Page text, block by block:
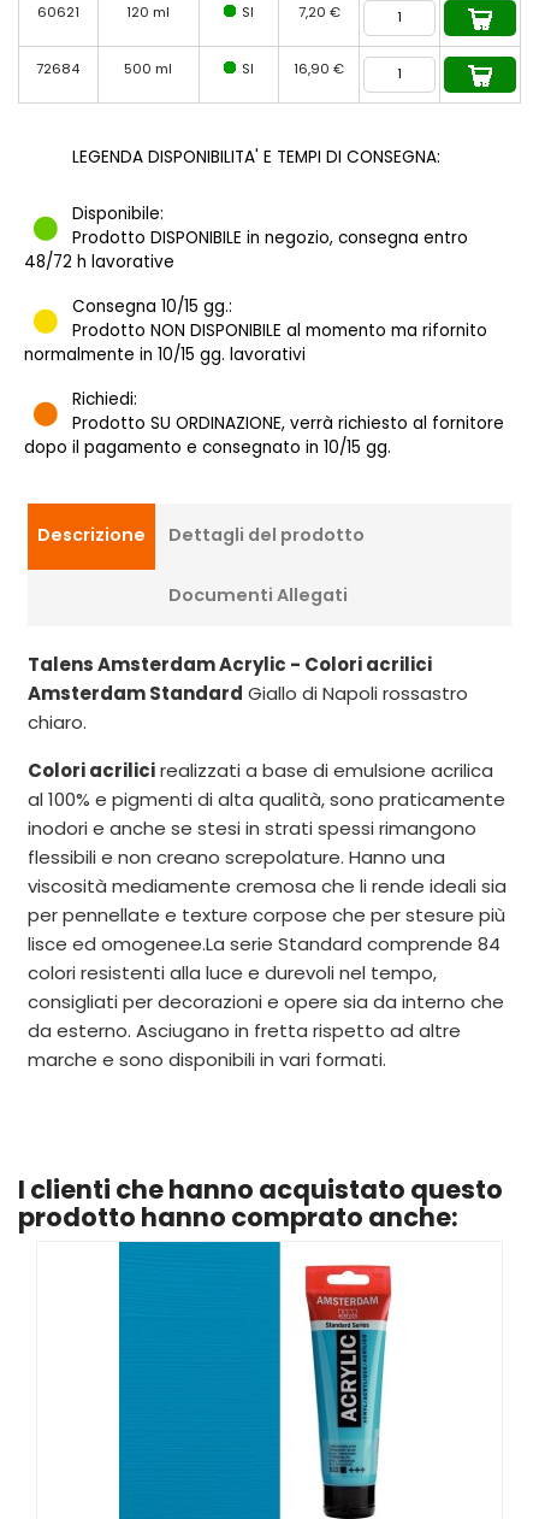
60621 120 ml SI 7,20 €
72684 500 ml SI 16,90 €
LEGENDA DISPONIBILITA' E TEMPI DI CONSEGNA:
Disponibile:
Prodotto DISPONIBILE in negozio, consegna entro
48/72 h lavorative
Consegna 10/15 gg.:
Prodotto NON DISPONIBILE al momento ma rifornito
normalmente in 10/15 gg. lavorativi
Richiedi:
Prodotto SU ORDINAZIONE, verrà richiesto al fornitore
dopo il pagamento e consegnato in 10/15 gg.
Descrizione Dettagli del prodotto
Documenti Allegati
Talens Amsterdam Acrylic - Colori acrilici
Amsterdam Standard Giallo di Napoli rossastro
chiaro.
Colori acrilicirealizzati a base di emulsione acrilica
al 100% e pigmenti di alta qualità, sono praticamente
inodori e anche se stesi in strati spessi rimangono
flessibili e non creano screpolature. Hanno una
viscosità mediamente cremosa che li rende ideali sia
per pennellate e texture corpose che per stesure più
lisce ed omogenee.La serie Standard comprende 84
colori resistenti alla luce e durevoli nel tempo,
consigliati per decorazioni e opere sia da interno che
da esterno. Asciugano in fretta rispetto ad altre
marche e sono disponibili in vari formati.
I clienti che hanno acquistato questo
prodotto hanno comprato anche: